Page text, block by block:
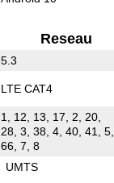
Reseau
5.3
LTE CAT4
1, 12, 13, 17, 2, 20,
28, 3, 38, 4, 40, 41, 5,
66, 7, 8
UMTS